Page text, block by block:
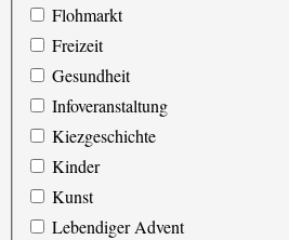
Flohmarkt
Freizeit
Gesundheit
Infoveranstaltung
Kiezgeschichte
Kinder
Kunst
Lebendiger Advent